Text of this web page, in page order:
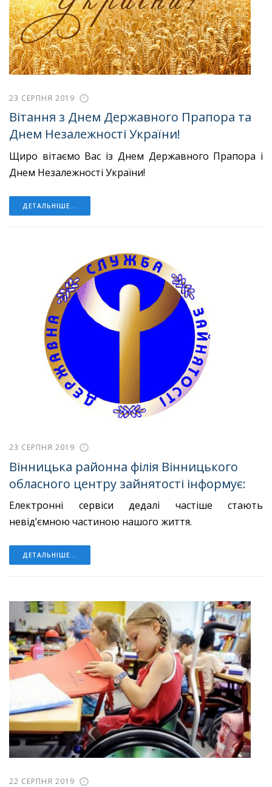
23 СЕРПНЯ 2019
Вітання з Днем Державного Прапора та
Днем Незалежності України!
Щиро вітаємо Вас із Днем Державного Прапора і
Днем Незалежності України!
ДЕТАЛЬНІШЕ...
23 СЕРПНЯ 2019
Вінницька районна філія Вінницького
обласного центру зайнятості інформує:
Електронні сервіси дедалі частіше стають
невід’ємною частиною нашого життя.
ДЕТАЛЬНІШЕ...
22 СЕРПНЯ 2019